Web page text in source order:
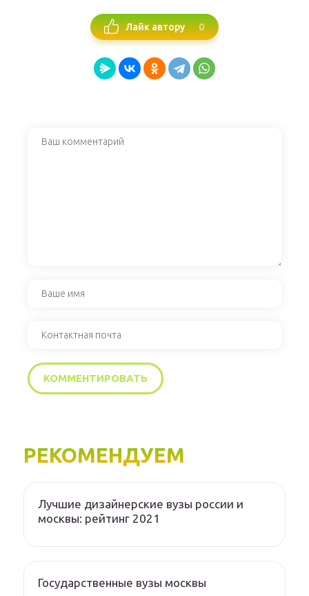
Лайк автору 0
РЕКОМЕНДУЕМ
Лучшие дизайнерские вузы россии и
москвы: рейтинг 2021
Государственные вузы москвы